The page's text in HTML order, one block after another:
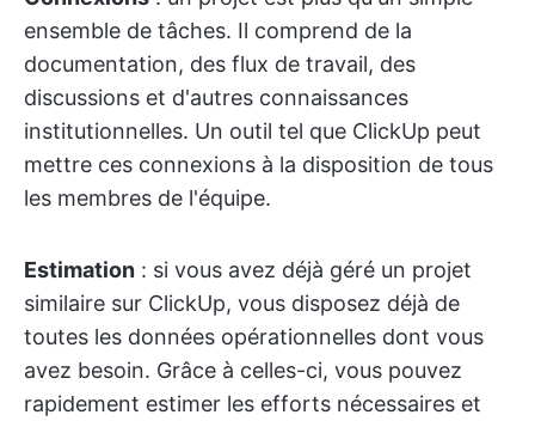
ensemble de tâches. Il comprend de la
documentation, des flux de travail, des
discussions et d'autres connaissances
institutionnelles. Un outil tel que ClickUp peut
mettre ces connexions à la disposition de tous
les membres de l'équipe.
Estimation : si vous avez déjà géré un projet
similaire sur ClickUp, vous disposez déjà de
toutes les données opérationnelles dont vous
avez besoin. Grâce à celles-ci, vous pouvez
rapidement estimer les efforts nécessaires et